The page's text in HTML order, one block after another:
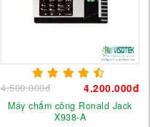
4.500.000đ 4.200.000đ
Máy chấm công Ronald Jack
X938-A